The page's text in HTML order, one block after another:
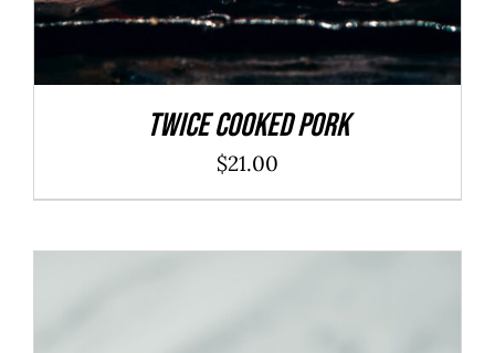
Twice Cooked Pork
$21.00